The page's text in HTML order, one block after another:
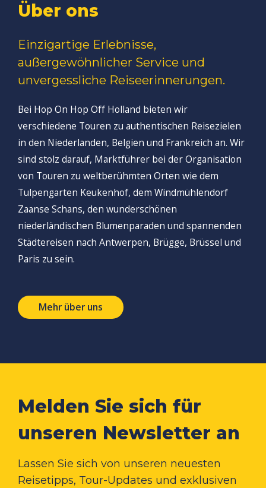
Über ons
Einzigartige Erlebnisse,
außergewöhnlicher Service und
unvergessliche Reiseerinnerungen.
Bei Hop On Hop Off Holland bieten wir
verschiedene Touren zu authentischen Reisezielen
in den Niederlanden, Belgien und Frankreich an. Wir
sind stolz darauf, Marktführer bei der Organisation
von Touren zu weltberühmten Orten wie dem
Tulpengarten Keukenhof, dem Windmühlendorf
Zaanse Schans, den wunderschönen
niederländischen Blumenparaden und spannenden
Städtereisen nach Antwerpen, Brügge, Brüssel und
Paris zu sein.
Mehr über uns
Melden Sie sich für
unseren Newsletter an
Lassen Sie sich von unseren neuesten
Reisetipps, Tour-Updates und exklusiven